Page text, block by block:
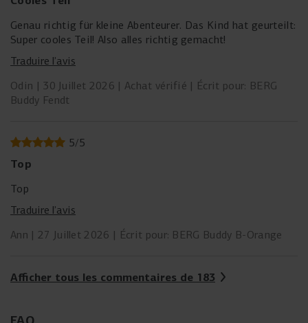
Genau richtig für kleine Abenteurer. Das Kind hat geurteilt:
Super cooles Teil! Also alles richtig gemacht!
Traduire l’avis
Odin
30 Juillet 2026 Achat vérifié
Écrit pour: BERG
Buddy Fendt
5/5
Top
Top
Traduire l’avis
Ann
27 Juillet 2026 Écrit pour: BERG Buddy B-Orange
Afficher tous les commentaires de 183